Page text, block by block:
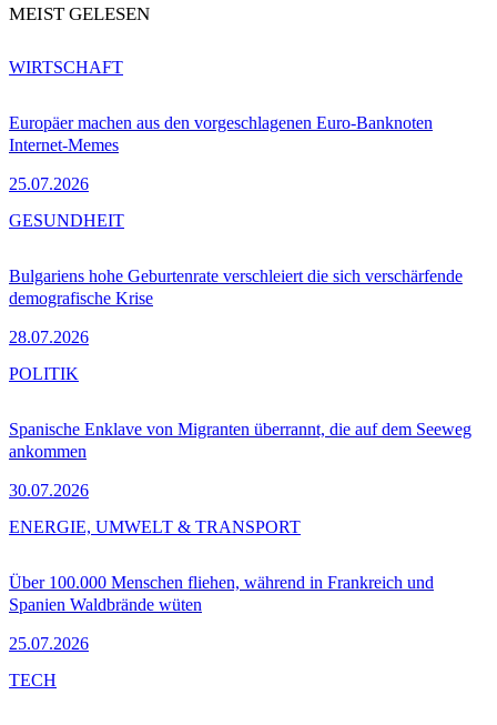
MEIST GELESEN
Europäer machen aus den vorgeschlagenen Euro-Banknoten
Internet-Memes
25.07.2026
WIRTSCHAFT
Bulgariens hohe Geburtenrate verschleiert die sich verschärfende
demografische Krise
28.07.2026
GESUNDHEIT
Spanische Enklave von Migranten überrannt, die auf dem Seeweg
ankommen
30.07.2026
POLITIK
Über 100.000 Menschen fliehen, während in Frankreich und
Spanien Waldbrände wüten
25.07.2026
ENERGIE, UMWELT & TRANSPORT
TECH